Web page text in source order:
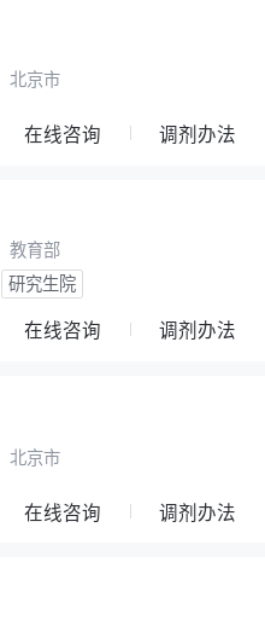
北京市
在线咨询 调剂办法
教育部
研究生院
在线咨询 调剂办法
北京市
在线咨询 调剂办法